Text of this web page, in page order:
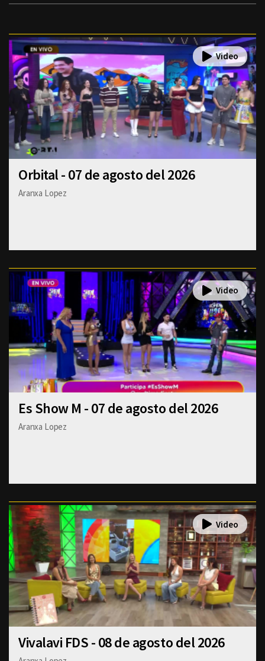
Orbital - 07 de agosto del 2026
Aranxa Lopez
Es Show M - 07 de agosto del 2026
Aranxa Lopez
Vivalavi FDS - 08 de agosto del 2026